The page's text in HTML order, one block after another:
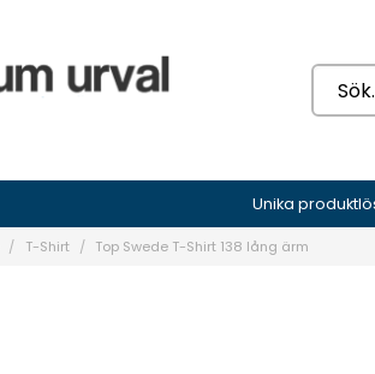
Unika
T-Shirt Top Swede T-Shirt 138 lång ärm